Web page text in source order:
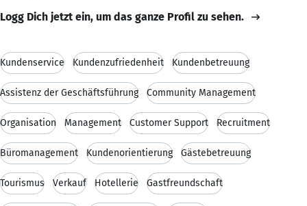
Logg Dich jetzt ein, um das ganze Profil zu sehen.
Kundenservice Kundenzufriedenheit Kundenbetreuung
Assistenz der Geschäftsführung Community Management
Organisation Management Customer Support Recruitment
Büromanagement Kundenorientierung Gästebetreuung
Tourismus Verkauf Hotellerie Gastfreundschaft